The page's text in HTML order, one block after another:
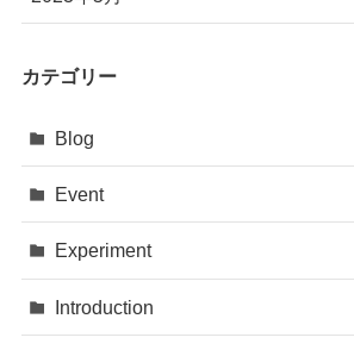
カテゴリー
Blog
Event
Experiment
Introduction